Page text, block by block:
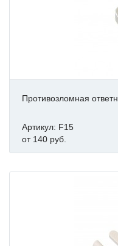
Противозломная
Артикул: F15
от 140 руб.